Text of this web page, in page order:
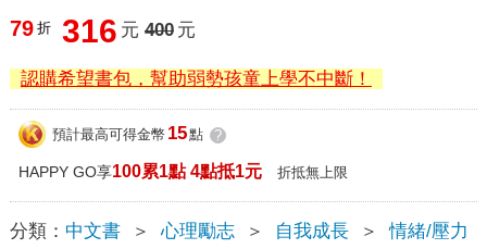
79 折 316 元 400 元
認購希望書包，幫助弱勢孩童上學不中斷！
預計最高可得金幣 15點 ?
HAPPY GO享100累1點 4點抵1元 折抵無上限
分類： 中文書 ＞ 心理勵志 ＞ 自我成長 ＞ 情緒/壓力